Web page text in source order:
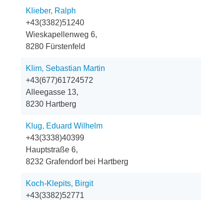
Klieber, Ralph
+43(3382)51240
Wieskapellenweg 6,
8280 Fürstenfeld
Klim, Sebastian Martin
+43(677)61724572
Alleegasse 13,
8230 Hartberg
Klug, Eduard Wilhelm
+43(3338)40399
Hauptstraße 6,
8232 Grafendorf bei Hartberg
Koch-Klepits, Birgit
+43(3382)52771